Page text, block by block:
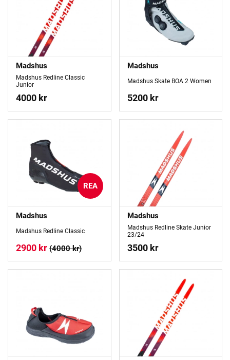
Madshus
Madshus Redline Classic
Junior
4000 kr
Madshus
Madshus Skate BOA 2 Women
5200 kr
REA
Madshus
Madshus Redline Classic
2900 kr (4000 kr)
Madshus
Madshus Redline Skate Junior
23/24
3500 kr